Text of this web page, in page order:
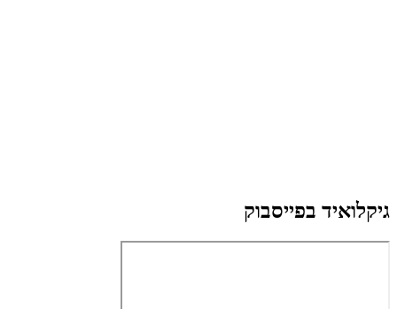
גיקלואיד בפייסבוק